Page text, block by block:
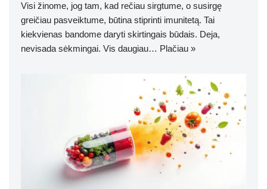
Visi žinome, jog tam, kad rečiau sirgtume, o susirgę
greičiau pasveiktume, būtina stiprinti imunitetą. Tai
kiekvienas bandome daryti skirtingais būdais. Deja,
nevisada sėkmingai. Vis daugiau… Plačiau »